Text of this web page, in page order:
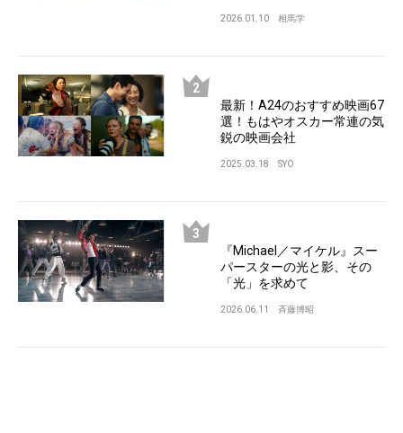
2026.01.10 相馬学
最新！A24のおすすめ映画67
選！もはやオスカー常連の気
鋭の映画会社
2025.03.18 SYO
『Michael／マイケル』スー
パースターの光と影、その
「光」を求めて
2026.06.11 斉藤博昭